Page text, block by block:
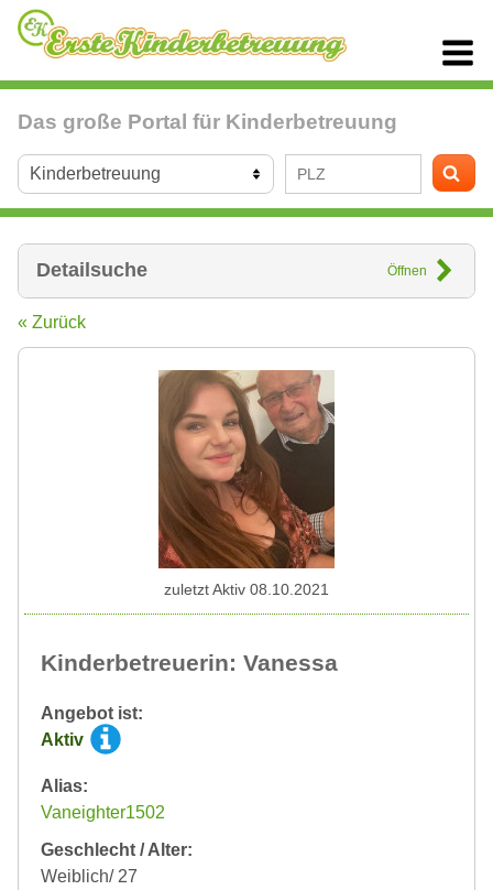
Das große Portal für Kinderbetreuung
Detailsuche Öffnen
« Zurück
Kinderbetreuerin: Vanessa
Angebot ist:
Aktiv
Alias:
Vaneighter1502
Geschlecht / Alter:
Weiblich/ 27
zuletzt Aktiv 08.10.2021